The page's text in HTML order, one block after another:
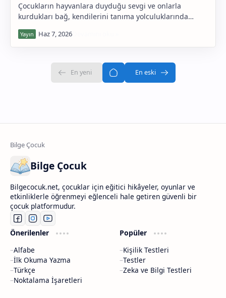
Çocukların hayvanlara duyduğu sevgi ve onlarla
kurdukları bağ, kendilerini tanıma yolculuklarında
Bilge Çocuk
Bilgecocuk.net, çocuklar için eğitici hikâyeler, oyunlar ve
etkinliklerle öğrenmeyi eğlenceli hale getiren güvenli bir
çocuk platformudur.
Önerilenler
Alfabe
İlk Okuma Yazma
Türkçe
Noktalama İşaretleri
Popüler
Kişilik Testleri
Testler
Zeka ve Bilgi Testleri